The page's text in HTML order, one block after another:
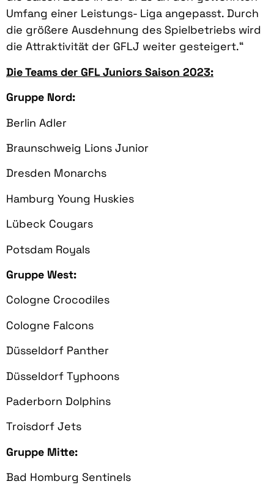
Umfang einer Leistungs- Liga angepasst. Durch
die größere Ausdehnung des Spielbetriebs wird
die Attraktivität der GFLJ weiter gesteigert.“
Die Teams der GFL Juniors Saison 2023:
Gruppe Nord:
Berlin Adler
Braunschweig Lions Junior
Dresden Monarchs
Hamburg Young Huskies
Lübeck Cougars
Potsdam Royals
Gruppe West:
Cologne Crocodiles
Cologne Falcons
Düsseldorf Panther
Düsseldorf Typhoons
Paderborn Dolphins
Troisdorf Jets
Gruppe Mitte:
Bad Homburg Sentinels